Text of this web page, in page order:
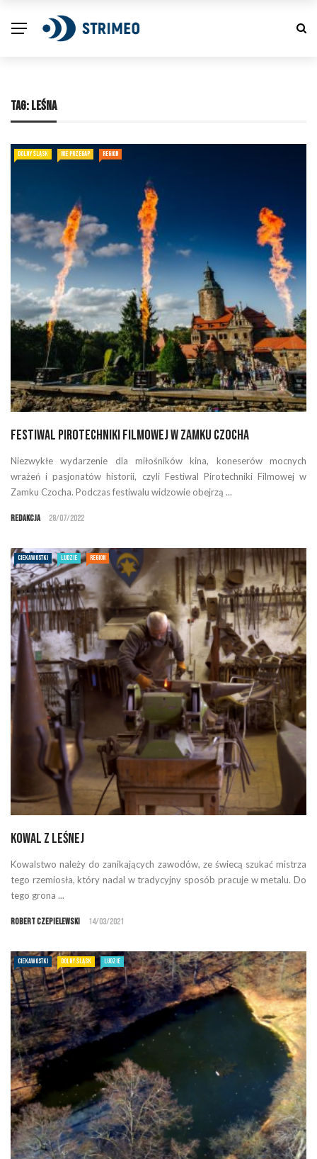
TAG: LEŚNA
DOLNY ŚLĄSK NIE PRZEGAP REGION
Festiwal Pirotechniki Filmowej w Zamku Czocha
Niezwykłe wydarzenie dla miłośników kina, koneserów mocnych
wrażeń i pasjonatów historii, czyli Festiwal Pirotechniki Filmowej w
Zamku Czocha. Podczas festiwalu widzowie obejrzą ...
Redakcja 28/07/2022
CIEKAWOSTKI LUDZIE REGION
Kowal z Leśnej
Kowalstwo należy do zanikających zawodów, ze świecą szukać mistrza
tego rzemiosła, który nadal w tradycyjny sposób pracuje w metalu. Do
tego grona ...
Robert Czepielewski 14/03/2021
CIEKAWOSTKI DOLNY ŚLĄSK LUDZIE